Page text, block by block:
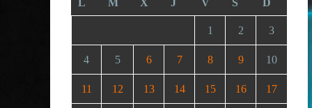
L M X J V S D
1 2 3
4 5 6 7 8 9 10
11 12 13 14 15 16 17